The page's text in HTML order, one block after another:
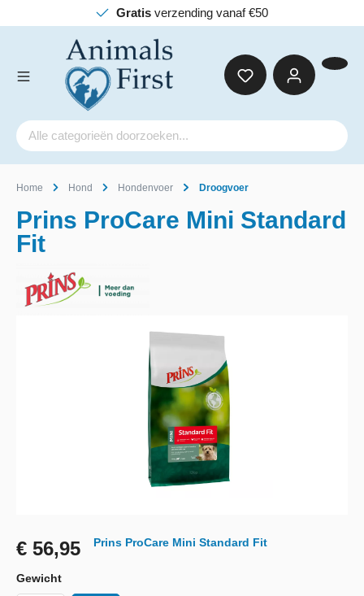
Gratisverzending vanaf €50
Home Hond Hondenvoer Droogvoer
Prins ProCare Mini Standard
Fit
€ 56,95 Prins ProCare Mini Standard Fit
Gewicht